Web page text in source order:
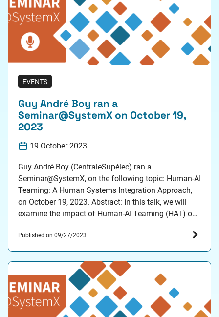
EVENTS
Guy André Boy ran a
Seminar@SystemX on October 19,
2023
19 October 2023
Guy André Boy (CentraleSupélec) ran a
Seminar@SystemX, on the following topic: Human-AI
Teaming: A Human Systems Integration Approach,
on October 19, 2023. Abstract: In this talk, we will
examine the impact of Human-AI Teaming (HAT) on
people involved in performing life-critical tasks.
Situational awareness refers to understanding the
current…
Published on 09/27/2023